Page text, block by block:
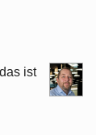
ist